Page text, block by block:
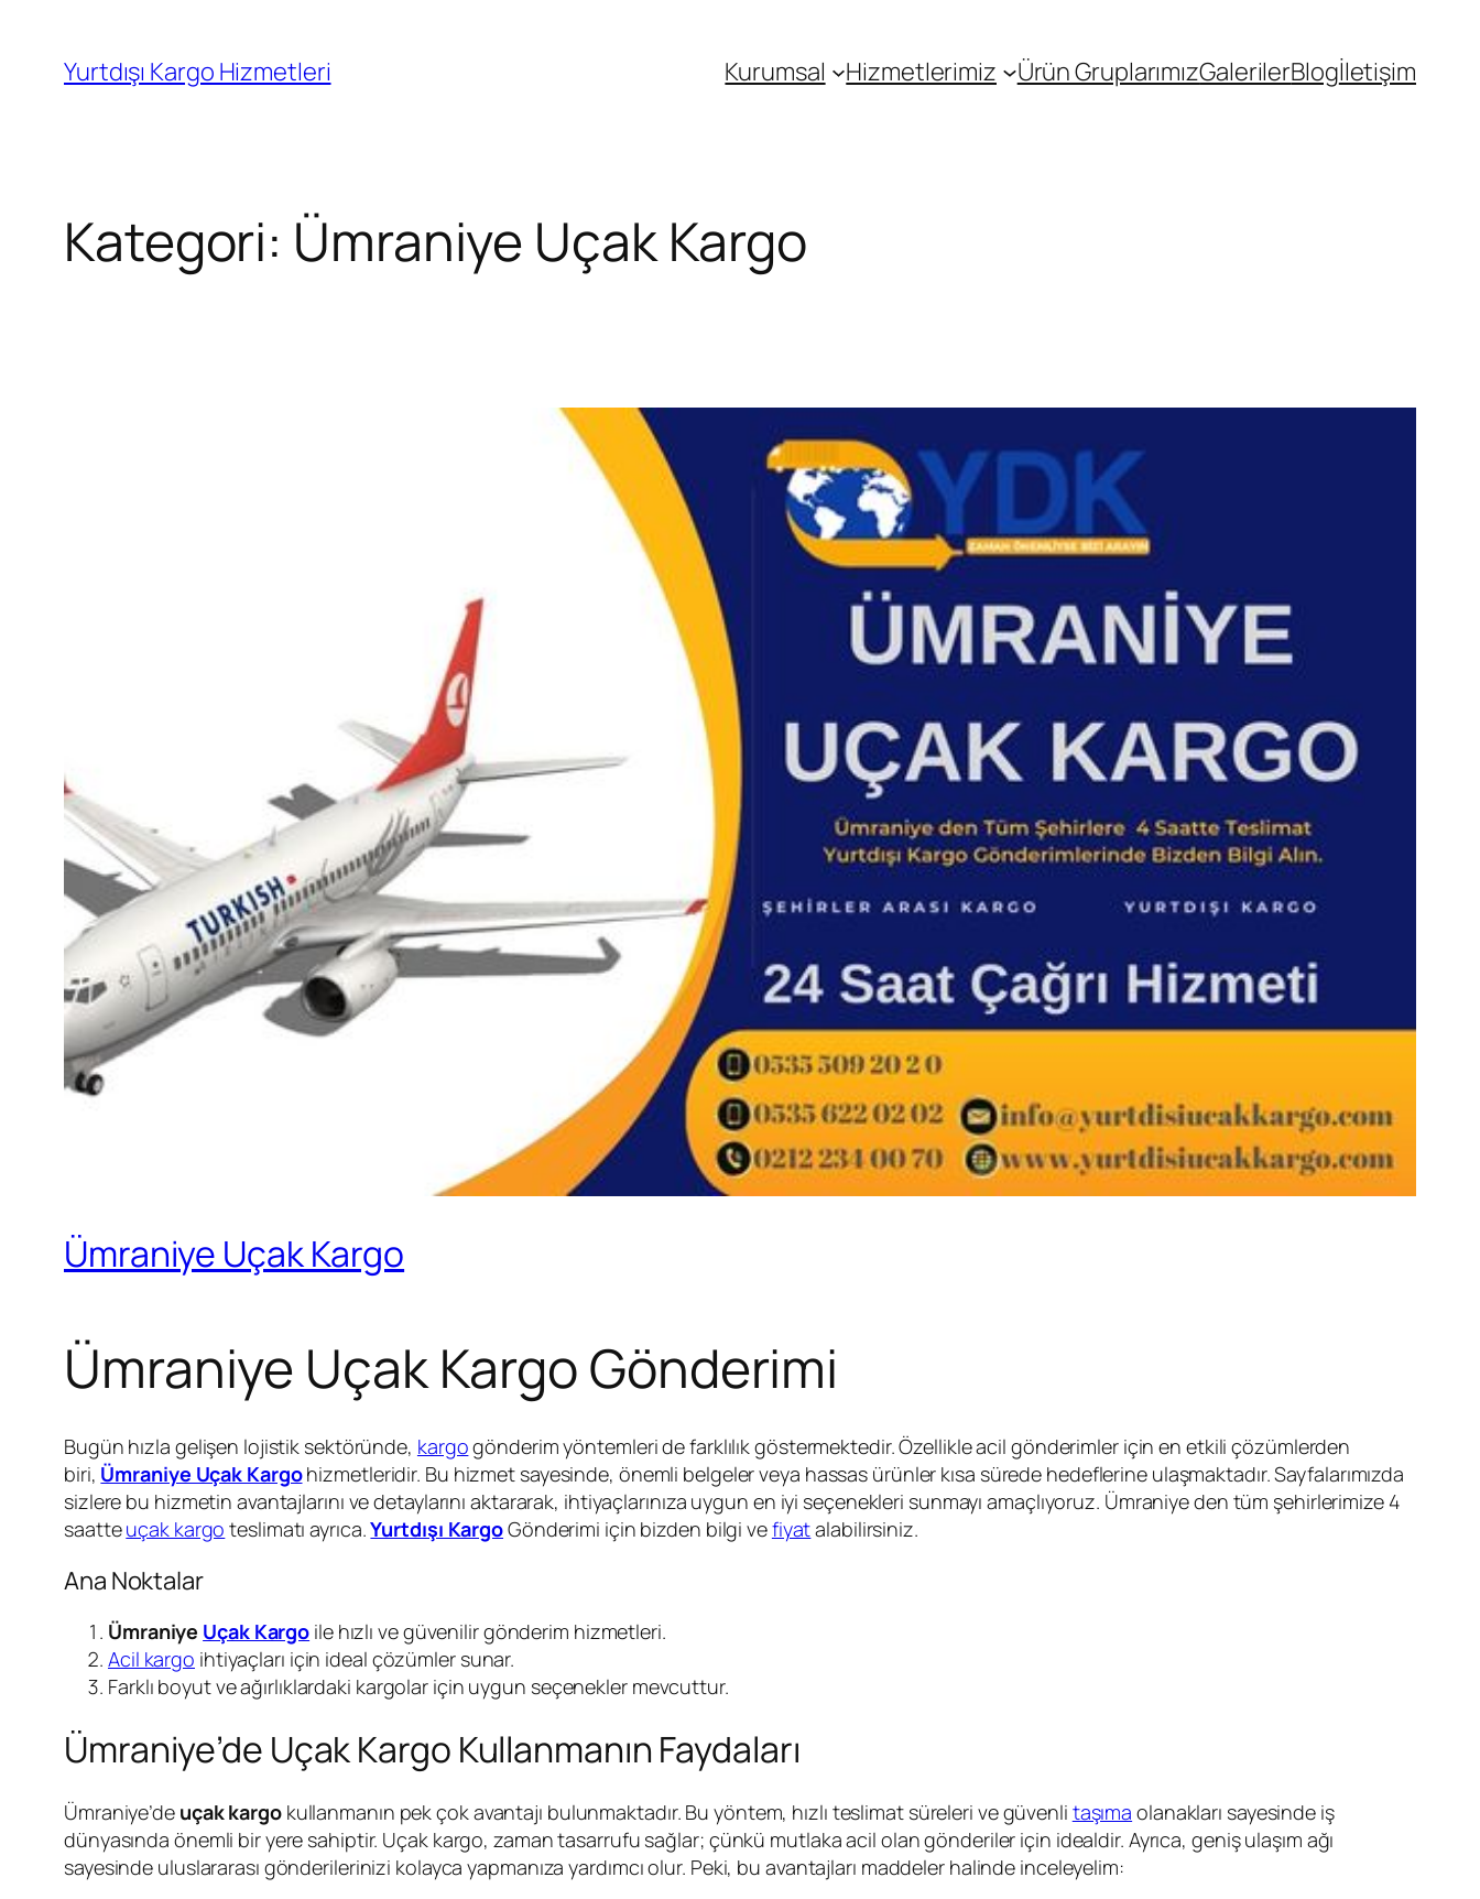
Yurtdışı Kargo Hizmetleri Kurumsal Hizmetlerimiz Ürün GruplarımızGalerilerBlogİletişim
Kategori: Ümraniye Uçak Kargo
Ümraniye Uçak Kargo
Ümraniye Uçak Kargo Gönderimi
Bugün hızla gelişen lojistik sektöründe, kargogönderim yöntemleri de farklılık göstermektedir. Özellikle acil gönderimler için en etkili çözümlerden
biri, Ümraniye Uçak Kargohizmetleridir. Bu hizmet sayesinde, önemli belgeler veya hassas ürünler kısa sürede hedeflerine ulaşmaktadır. Sayfalarımızda
sizlere bu hizmetin avantajlarını ve detaylarını aktararak, ihtiyaçlarınıza uygun en iyi seçenekleri sunmayı amaçlıyoruz. Ümraniye den tüm şehirlerimize 4
saatteuçak kargo teslimatı ayrıca.Yurtdışı KargoGönderimi için bizden bilgi vefiyatalabilirsiniz.
Ana Noktalar
Ümraniye Uçak Kargo ile hızlı ve güvenilir gönderim hizmetleri.
Acil kargo ihtiyaçları için ideal çözümler sunar.
Farklı boyut ve ağırlıklardaki kargolar için uygun seçenekler mevcuttur.
Ümraniye’de Uçak Kargo Kullanmanın Faydaları
Ümraniye’de uçak kargokullanmanın pek çok avantajı bulunmaktadır. Bu yöntem, hızlı teslimat süreleri ve güvenli taşıma olanakları sayesinde iş
dünyasında önemli bir yere sahiptir. Uçak kargo, zaman tasarrufu sağlar; çünkü mutlaka acil olan gönderiler için idealdir. Ayrıca, geniş ulaşım ağı
sayesinde uluslararası gönderilerinizi kolayca yapmanıza yardımcı olur. Peki, bu avantajları maddeler halinde inceleyelim: